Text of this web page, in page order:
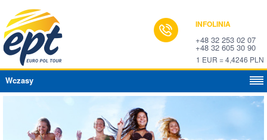
INFOLINIA
+48 32 253 02 07
+48 32 605 30 90
1 EUR = 4,4246 PLN
Wczasy